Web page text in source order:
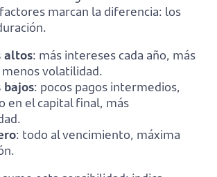
marcan la diferencia: los
altos: más intereses cada año, más
volatilidad.
bajos: pocos pagos intermedios,
en el capital final, más
: todo al vencimiento, máxima